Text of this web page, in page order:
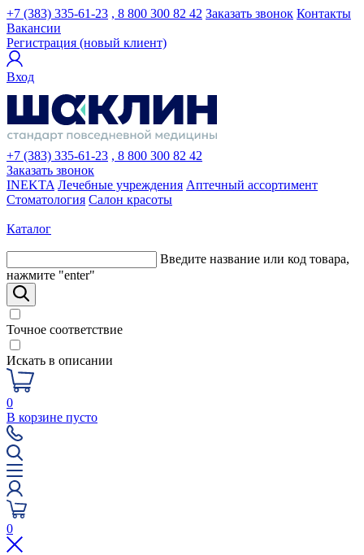
+7 (383) 335-61-23 , 8 800 300 82 42 Заказать звонок Контакты
Вакансии
Регистрация (новый клиент)
Вход
+7 (383) 335-61-23 , 8 800 300 82 42
Заказать звонок
INEKTA Лечебные учреждения Аптечный ассортимент
Стоматология Салон красоты
Каталог
Введите название или код товара,
нажмите "enter"
Точное соответствие
Искать в описании
0
В корзине пусто
0